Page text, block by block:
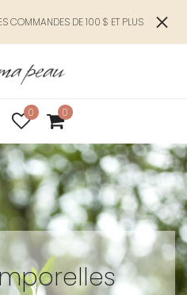
COMMANDES DE 100 $ ET PLUS
0 0